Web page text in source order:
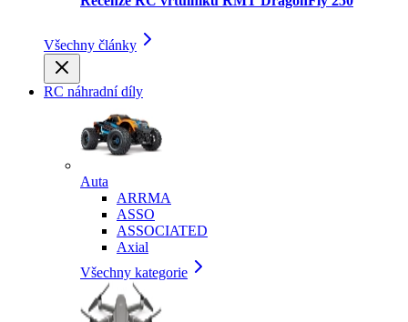
Všechny články
RC náhradní díly
Auta
ARRMA
ASSO
ASSOCIATED
Axial
Všechny kategorie